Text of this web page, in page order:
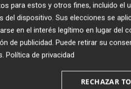
moderno, competitivo y
que disponemos”, sostiene
situamos a Moncada como un
creen puestos de trabajo de
para estos y otros fines, incluido el
del dispositivo. Sus elecciones se
en el interés legítimo en lugar del
de publicidad. Puede retirar su
. Política de privacidad
RECHAZAR